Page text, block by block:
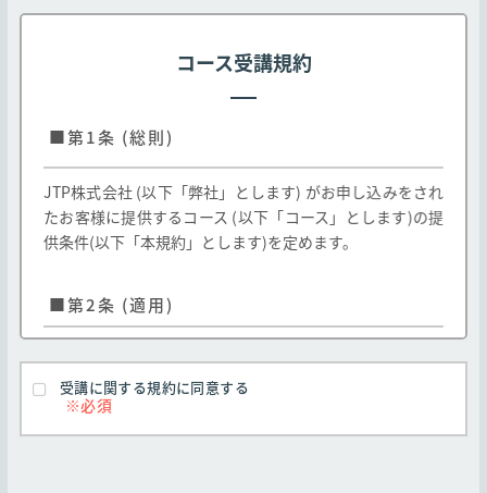
コース受講規約
■第1条 (総則)
JTP株式会社 (以下「弊社」とします) がお申し込みをされ
たお客様に提供するコース (以下「コース」とします)の提
供条件(以下「本規約」とします)を定めます。
■第2条 (適用)
弊社のお客様に対する弊社コースの提供はお客様
が本規約のすべての条項に同意することを条件と
します
受講に関する規約に同意する